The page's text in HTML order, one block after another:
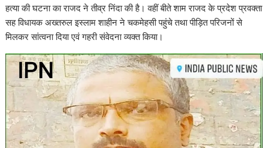
हत्या की घटना का राजद ने तीव्र निंदा की है। वहीं बीते शाम राजद के प्रदेश प्रवक्ता
सह विधायक अख्तरुल इस्लाम शाहीन ने चकमेहसी पहुंचे तथा पीड़ित परिजनों से
मिलकर सांत्वना दिया एवं गहरी संवेदना व्यक्त किया।